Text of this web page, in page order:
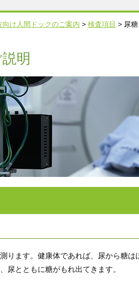
向け人間ドックのご案内 > 検査項目 > 尿糖
明
ります。健康体であれば、尿から糖
尿とともに糖がもれ出てきます。